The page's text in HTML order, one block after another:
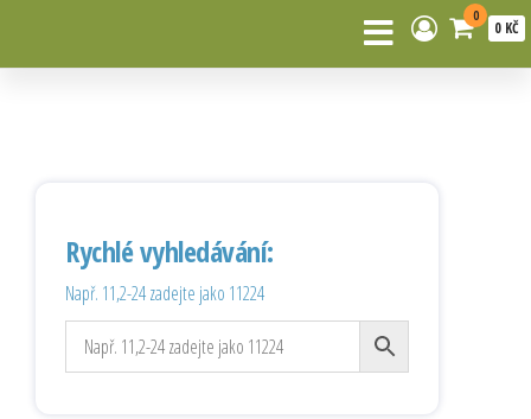
0
0 KČ
Rychlé vyhledávání:
Např. 11,2-24 zadejte jako 11224